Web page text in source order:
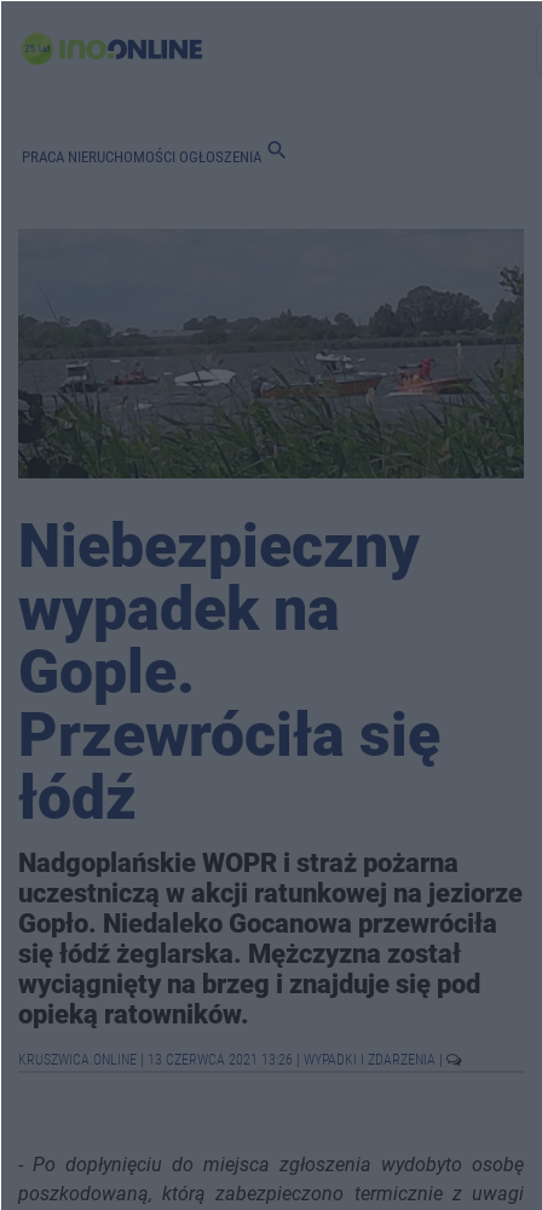
PRACA NIERUCHOMOŚCI OGŁOSZENIA search
Niebezpieczny
wypadek na
Gople.
Przewróciła się
łódź
Nadgoplańskie WOPR i straż pożarna
uczestniczą w akcji ratunkowej na jeziorze
Gopło. Niedaleko Gocanowa przewróciła
się łódź żeglarska. Mężczyzna został
wyciągnięty na brzeg i znajduje się pod
opieką ratowników.
KRUSZWICA.ONLINE 13 CZERWCA 2021 13:26 WYPADKI I ZDARZENIA
- Po dopłynięciu do miejsca zgłoszenia wydobyto osobę
poszkodowaną, którą zabezpieczono termicznie z uwagi